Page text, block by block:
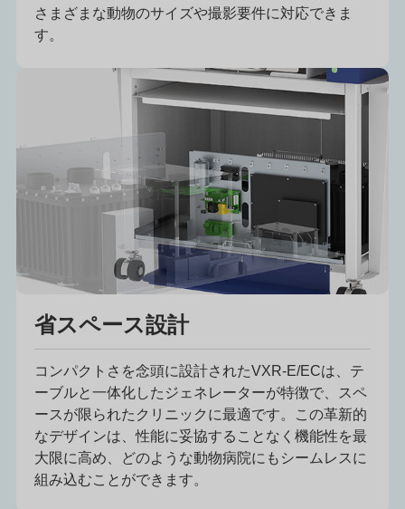
さまざまな動物のサイズや撮影要件に対応できま
す。
省スペース設計
コンパクトさを念頭に設計されたVXR-E/ECは、テ
ーブルと一体化したジェネレーターが特徴で、スペ
ースが限られたクリニックに最適です。この革新的
なデザインは、性能に妥協することなく機能性を最
大限に高め、どのような動物病院にもシームレスに
組み込むことができます。